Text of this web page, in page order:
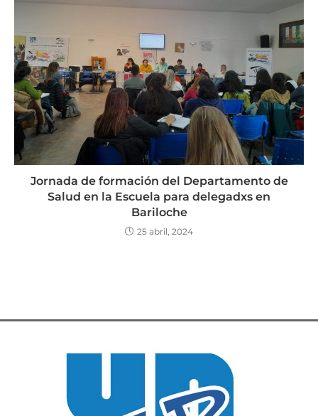
Jornada de formación del Departamento de
Salud en la Escuela para delegadxs en
Bariloche
25 abril, 2024